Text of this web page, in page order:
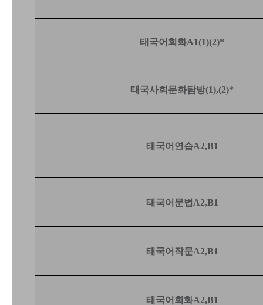
태국어회화A1(1)(2)*
태국사회문화탐방(1),(2)*
태국어연습A2,B1
태국어문법 A2,B1
태국어작문A2,B1
태국어회화A2,B1